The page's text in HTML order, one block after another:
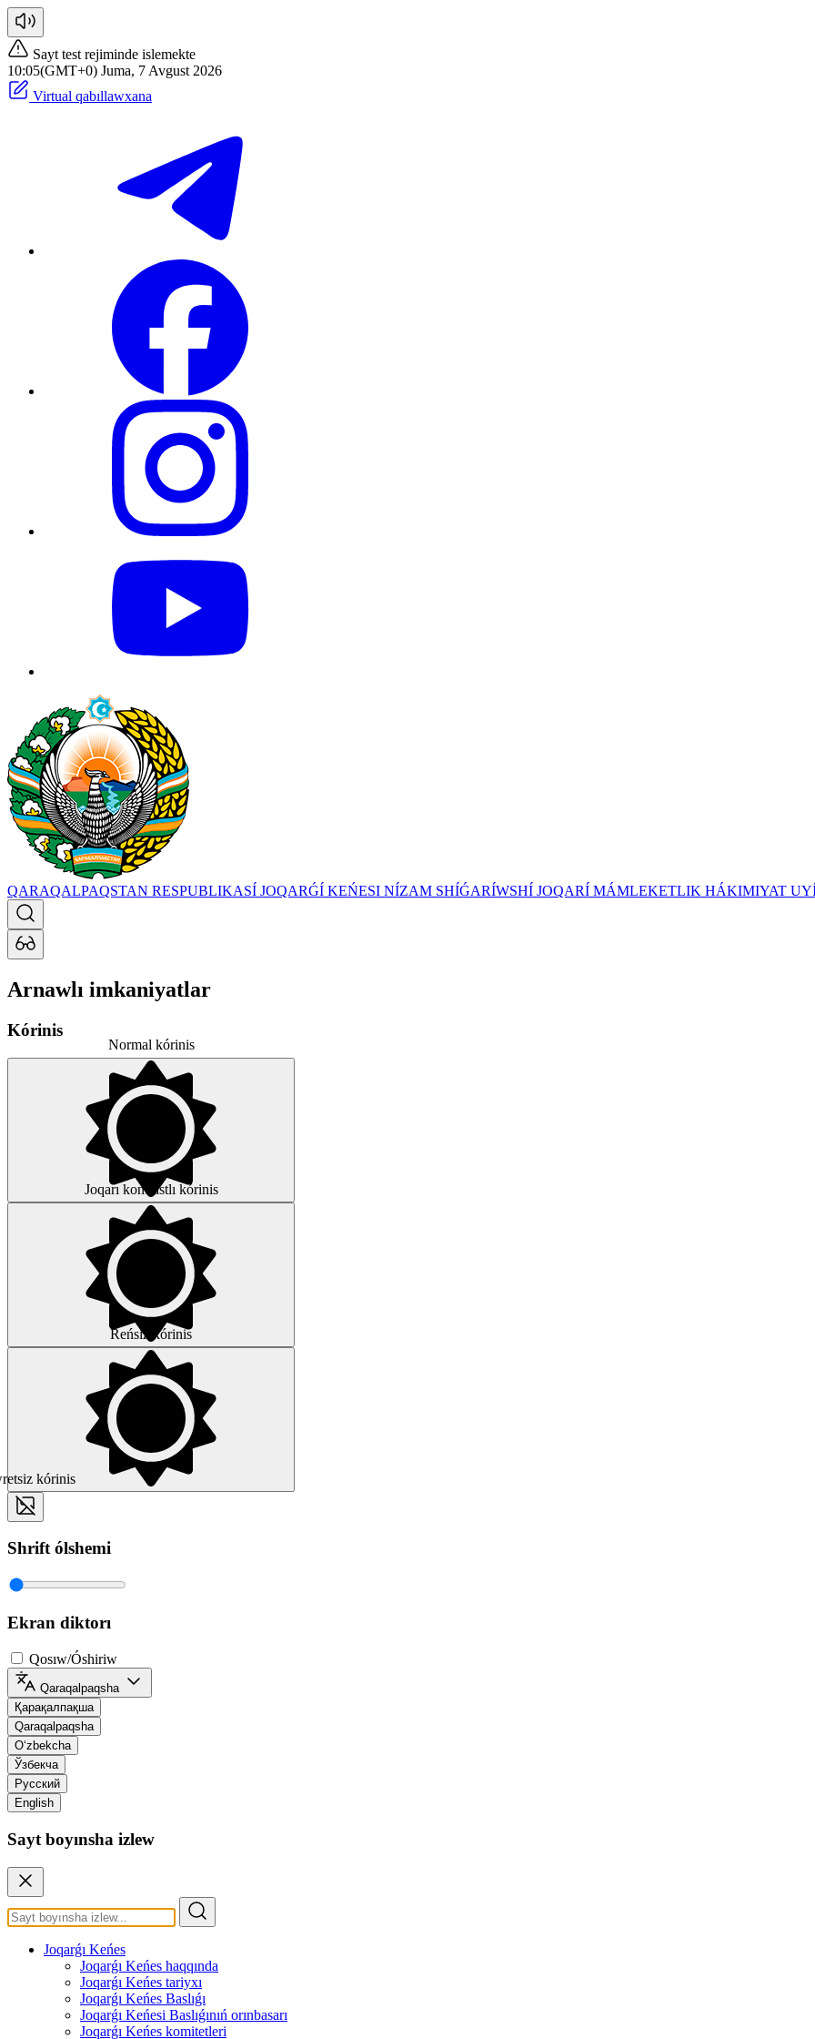
Sayt test rejiminde islemekte
10:05(GMT+0) Juma, 7 Avgust 2026
Virtual qabıllawxana
QARAQALPAQSTAN RESPUBLIKASÍ JOQARǴÍ KEŃESI NÍZAM SHÍǴARÍWSHÍ JOQARÍ MÁMLEKETLIK HÁKIMIYAT
Arnawlı imkaniyatlar
Kórinis
Normal kórinis
Joqarı kontrastlı kórinis
Reńsiz kórinis
kórinis
Shrift ólshemi
Ekran diktorı
Qosıw/Óshiriw
Qaraqalpaqsha
Қарақалпақша
Qaraqalpaqsha
O‘zbekcha
Ўзбекча
Русский
English
Sayt boyınsha izlew
Joqarǵı Keńes
Joqarǵı Keńes haqqında
Joqarǵı Keńes tariyxı
Joqarǵı Keńes Baslıǵı
Joqarǵı Keńesi Baslıǵınıń orınbasarı
Joqarǵı Keńes komitetleri